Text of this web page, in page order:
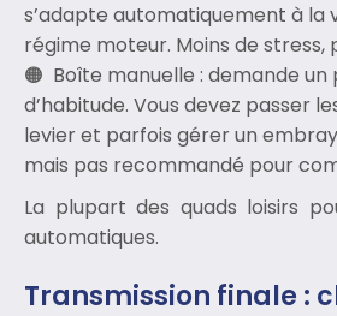
s’adapte automatiquement à la
régime moteur. Moins de stress,
Boîte manuelle : demande un
d’habitude. Vous devez passer
levier et parfois gérer un
mais pas recommandé pour
La plupart des quads loisirs
automatiques.
Transmission finale :